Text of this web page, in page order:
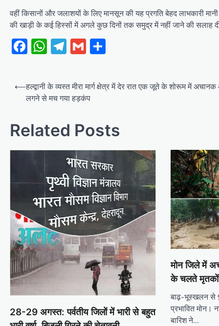
वहीं किसानों और जलाशयों के लिए मानसून की यह प्रगति बेहद लाभकारी
की खाड़ी के कई हिस्सों में अगले कुछ दिनों तक समुद्र में नहीं जाने की सलाह
Facebook
WhatsApp
Telegram
Gmail
Post
navigation
⟵हल्द्वानी के व्यस्त मीरा मार्ग क्षेत्र में देर रात एक जूते के शोरूम में
लगने से मच गया हड़कंप
Related Posts
28-29 अगस्त: पर्वतीय जिलों में भारी से बहुत
मोन जिले में
के चलते मृतकों
बाढ़-भूस्खलन से
प्रभावित मोन।
बारिश ने…